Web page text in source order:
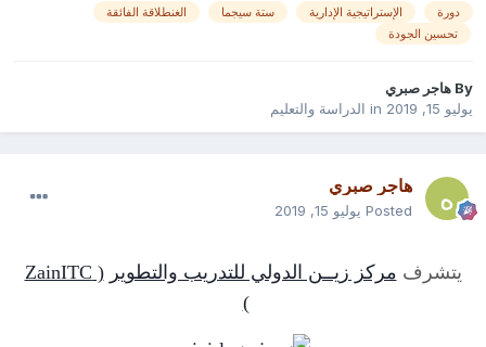
دورة الإستراتيجية الإدارية ستة سيجما
الغنطلاقة الفائقة
تحسين الجودة
By هاجر صبري
يوليو 15, 2019
in الدراسة والتعليم
هاجر صبري
Posted يوليو 15, 2019
يتشرف مركز زيــن الدولي للتدريب والتطوير
( ZainITC
)